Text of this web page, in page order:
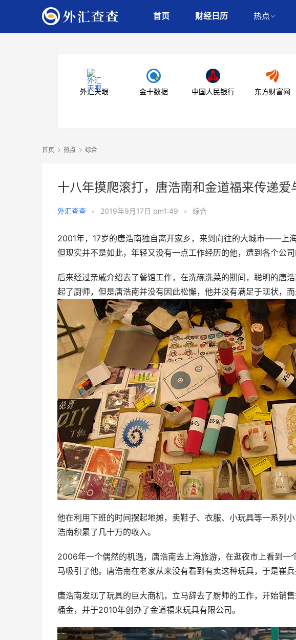
首页 财经日历 热点
外汇天眼 金十数据 中国人民银行 东方财富网
首页 热点 综合
十八年摸爬滚打，唐浩南和金道福来传递爱
外汇查查 • 2019年9月17日 pm1:49 • 综合
2001年，17岁的唐浩南独自离开家乡，来到向往的大城市——上
但现实并不是如此，年轻又没有一点工作经历的他，遭到各个公司
后来经过亲戚介绍去了餐馆工作，在洗碗洗菜的期间，聪明的唐
起了厨师，但是唐浩南并没有因此松懈，他并没有满足于现状，
他在利用下班的时间摆起地摊，卖鞋子、衣服、小玩具等一系列
浩南积累了几十万的收入。
2006年一个偶然的机遇，唐浩南去上海旅游，在逛夜市上看到一
马吸引了他。唐浩南在老家从来没有看到有卖这种玩具，于是崔
唐浩南发现了玩具的巨大商机，立马辞去了厨师的工作，开始销
桶金，并于2010年创办了金道福来玩具有限公司。